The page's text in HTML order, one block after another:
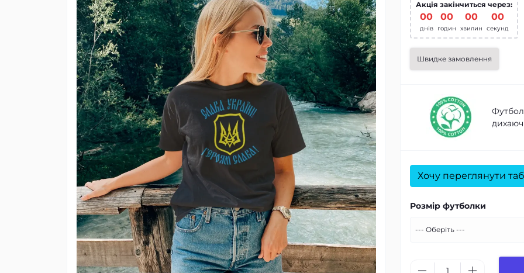
Акція закінчиться через:
00
днів
00
годин
00
хвилин
00
секунд
Швидке замовлення
Хочу переглянути
Розмір футболки